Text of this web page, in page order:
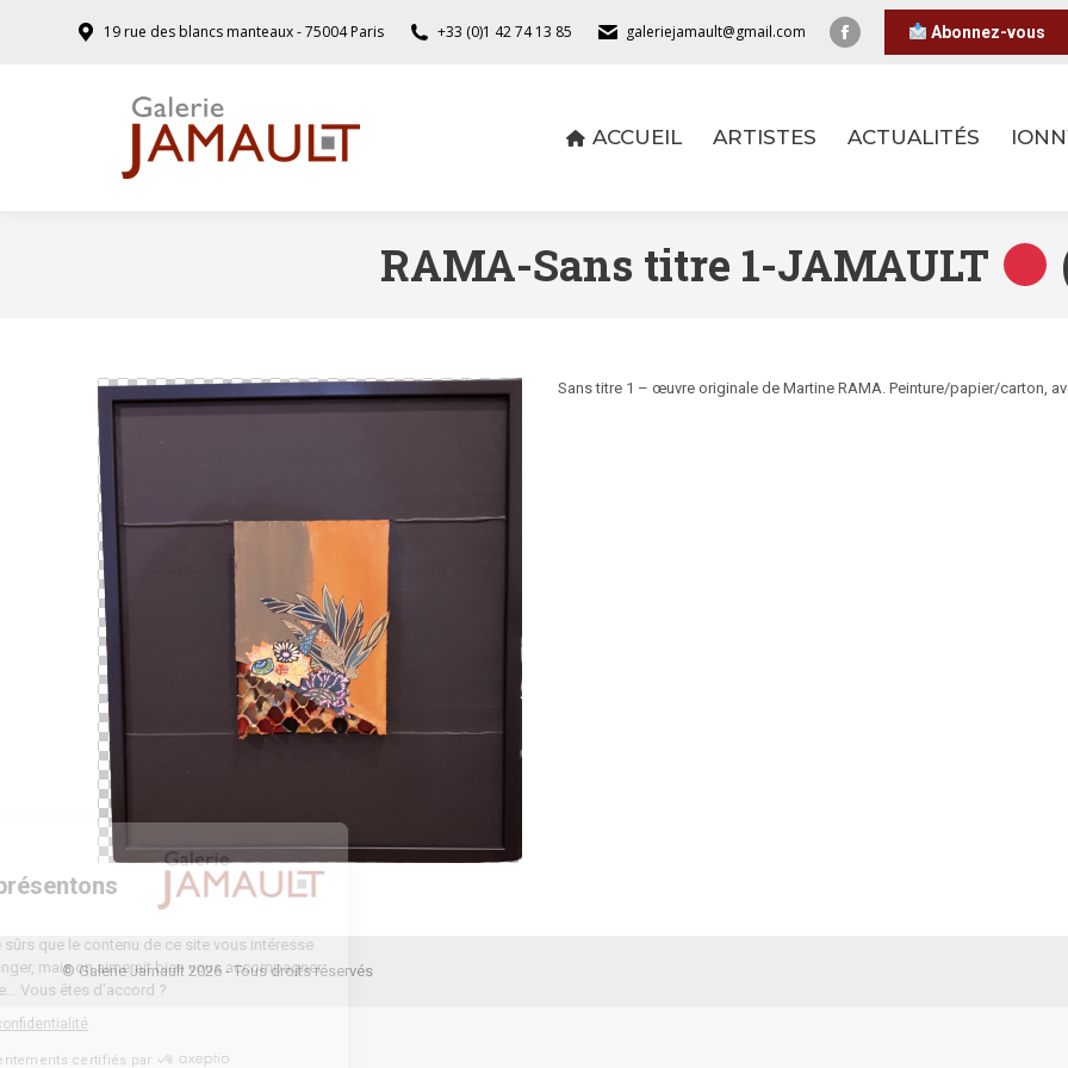
Bienvenue
Nous vous présentons
On a attendu d'être sûrs que le contenu de ce site vous intéresse
avant de vous déranger, mais on aimerait bien vous accompagner
pendant votre visite... Vous êtes d'accord ?
Lire la politique de confidentialité
Consentements certifiés par
19 rue des blancs manteaux - 75004 Paris +33 (0)1 42 74 13 85 galeriejamault@gmail.com Abonnez-vous
ACCUEIL ARTISTES ACTUALITÉS
RAMA-Sans titre 1-JAMAULT
Sans titre 1 – œuvre originale de Martine RAMA. Peinture/papier/carton,
© Galerie Jamault 2026 - Tous droits réservés